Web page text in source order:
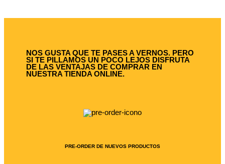
NOS GUSTA QUE TE PASES A VERNOS. PERO
SI TE PILLAMOS UN POCO LEJOS DISFRUTA
DE LAS VENTAJAS DE COMPRAR EN
NUESTRA TIENDA ONLINE.
PRE-ORDER DE NUEVOS PRODUCTOS